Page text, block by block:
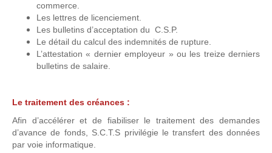
commerce.
Les lettres de licenciement.
Les bulletins d’acceptation du C.S.P.
Le détail du calcul des indemnités de rupture.
L’attestation « dernier employeur » ou les treize derniers
bulletins de salaire.
Le traitement des créances :
Afin d’accélérer et de fiabiliser le traitement des demandes
d’avance de fonds, S.C.T.S privilégie le transfert des données
par voie informatique.